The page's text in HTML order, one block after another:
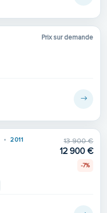
Prix sur demande
2011 13 900 €
12 900 €
-7%